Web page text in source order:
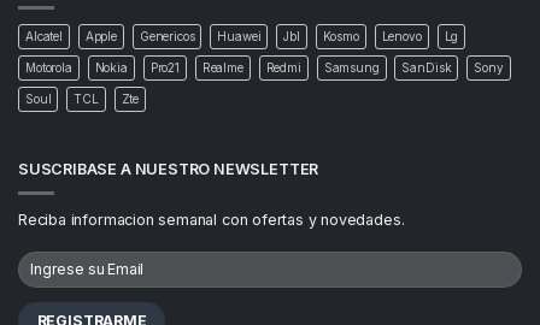
Alcatel Apple Genericos Huawei Jbl Kosmo Lenovo Lg
Motorola Nokia Pro21 Realme Redmi Samsung SanDisk Sony
Soul TCL Zte
SUSCRIBASE A NUESTRO NEWSLETTER
Reciba informacion semanal con ofertas y novedades.